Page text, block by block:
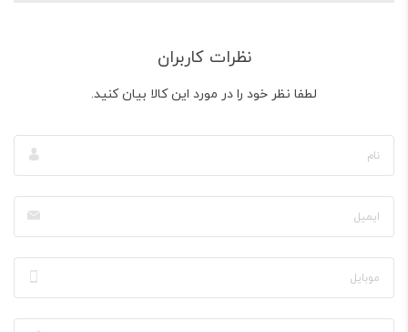
نظرات کاربران
لطفا نظر خود را در مورد این کالا بیان کنید.